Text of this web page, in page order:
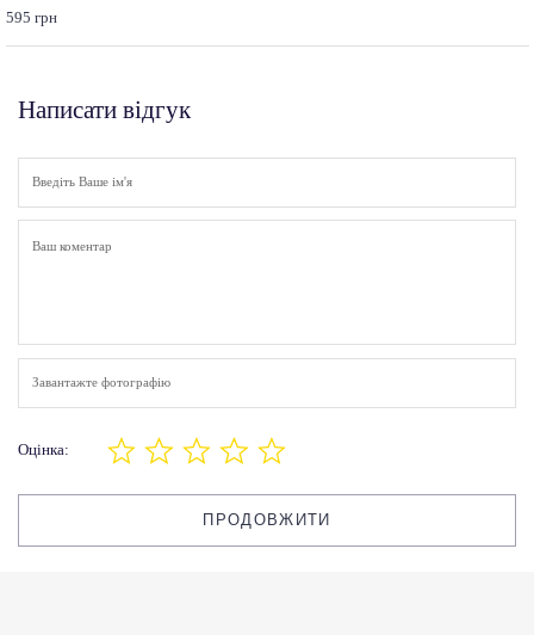
595 грн
Написати відгук
Завантажте фотографію
Оцінка:
ПРОДОВЖИТИ